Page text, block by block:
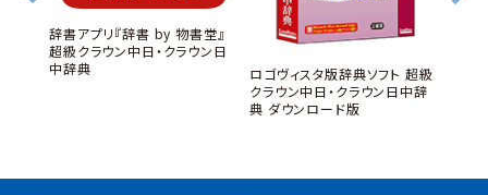
辞書アプリ『辞書 by 物書堂』
超級クラウン中日・クラウン日
中辞典
ロゴヴィスタ版辞典ソフト 超級
クラウン中日・クラウン日中辞
典 ダウンロード版